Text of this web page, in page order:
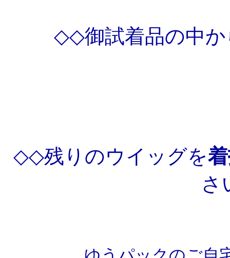
◇◇御試着品の中
◇◇残りのウイッグを